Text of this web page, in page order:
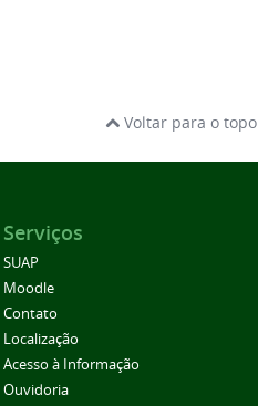
Voltar para o topo
Serviços
SUAP
Moodle
Contato
Localização
Acesso à Informação
Ouvidoria